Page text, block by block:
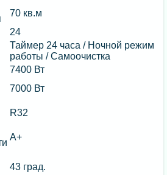
70 кв.м
24
Таймер 24 часа / Ночной режим
работы / Самоочистка
7400 Вт
7000 Вт
R32
A+
43 град.